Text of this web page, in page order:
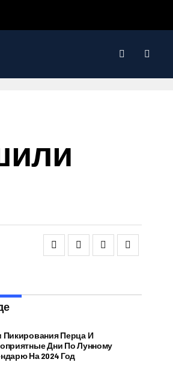
Пикирования Перца И
Дни По Лунному
На 2024 Год